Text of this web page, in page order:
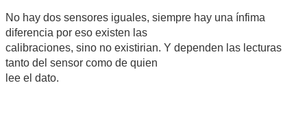
No hay dos sensores iguales, siempre hay una ínfima
diferencia por eso existen las
calibraciones, sino no existirian. Y dependen las lecturas
tanto del sensor como de quien
lee el dato.